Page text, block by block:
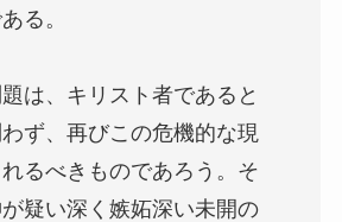
る。
は、キリスト者であると
ず、再びこの危機的な現
るべきものであろう。そ
疑い深く嫉妬深い未開の